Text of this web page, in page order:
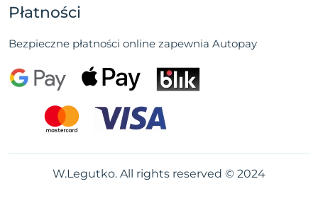
Płatności
Bezpieczne płatności online zapewnia Autopay
W.Legutko. All rights reserved © 2024